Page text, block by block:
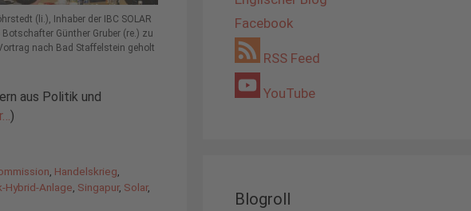
(li.), Inhaber der IBC SOLAR
Botschafter Günther Gruber (re.) zu
nach Bad Staffelstein geholt
aus Politik und
)
Handelskrieg
Hybrid-Anlage Singapur, Solar,
Facebook
RSS Feed
YouTube
Blogroll